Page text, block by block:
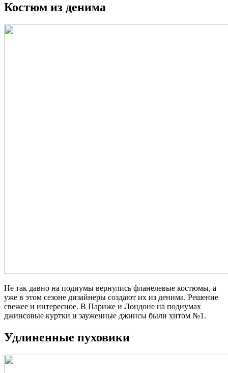
Костюм из денима
Не так давно на подиумы вернулись фланелевые костюмы, а
уже в этом сезоне дизайнеры создают их из денима. Решение
свежее и интересное. В Париже и Лондоне на подиумах
джинсовые куртки и зауженные джинсы были хитом №1.
Удлиненные пуховики